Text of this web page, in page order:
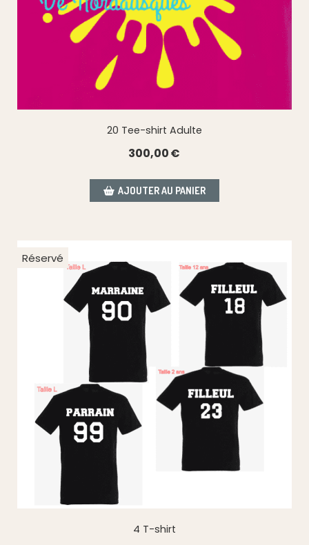
20 Tee-shirt Adulte
300,00€
AJOUTER AU PANIER
Réservé
4 T-shirt